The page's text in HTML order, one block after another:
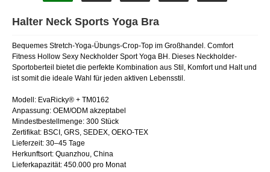
Halter Neck Sports Yoga Bra
Bequemes Stretch-Yoga-Übungs-Crop-Top im Großhandel. Comfort
Fitness Hollow Sexy Neckholder Sport Yoga BH. Dieses Neckholder-
Sportoberteil bietet die perfekte Kombination aus Stil, Komfort und Halt und
ist somit die ideale Wahl für jeden aktiven Lebensstil.
Modell: EvaRicky® + TM0162
Anpassung: OEM/ODM akzeptabel
Mindestbestellmenge: 300 Stück
Zertifikat: BSCI, GRS, SEDEX, OEKO-TEX
Lieferzeit: 30–45 Tage
Herkunftsort: Quanzhou, China
Lieferkapazität: 450.000 pro Monat